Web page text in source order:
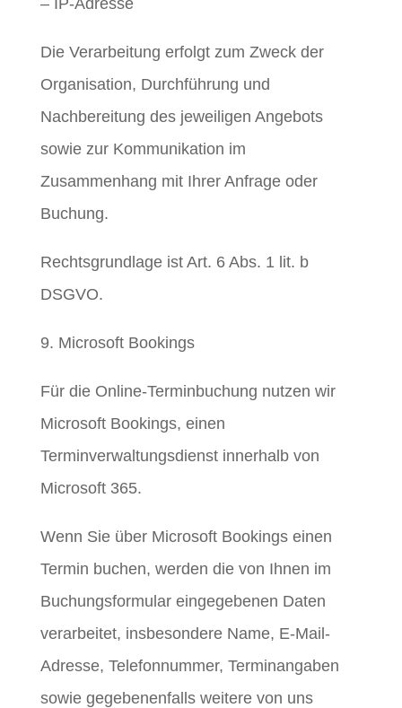
– IP-Adresse
Die Verarbeitung erfolgt zum Zweck der
Organisation, Durchführung und
Nachbereitung des jeweiligen Angebots
sowie zur Kommunikation im
Zusammenhang mit Ihrer Anfrage oder
Buchung.
Rechtsgrundlage ist Art. 6 Abs. 1 lit. b
DSGVO.
9. Microsoft Bookings
Für die Online-Terminbuchung nutzen wir
Microsoft Bookings, einen
Terminverwaltungsdienst innerhalb von
Microsoft 365.
Wenn Sie über Microsoft Bookings einen
Termin buchen, werden die von Ihnen im
Buchungsformular eingegebenen Daten
verarbeitet, insbesondere Name, E-Mail-
Adresse, Telefonnummer, Terminangaben
sowie gegebenenfalls weitere von uns